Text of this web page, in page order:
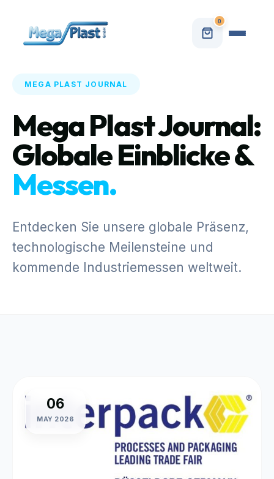
0
MEGA PLAST JOURNAL
Mega Plast Journal:
Globale Einblicke &
Messen.
Entdecken Sie unsere globale Präsenz,
technologische Meilensteine und
kommende Industriemessen weltweit.
06
MAY 2026